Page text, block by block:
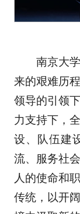
南京大
来的艰难历
领导的引领
力支持下，
设、队伍建
流、服务社
人的使命和
传统，以开